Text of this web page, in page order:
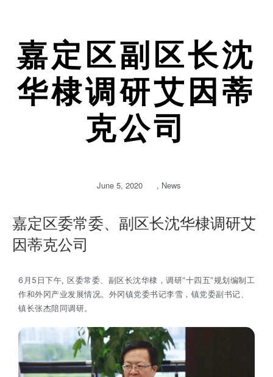
嘉定区副区长沈
华棣调研艾因蒂
克公司
June 5, 2020 , News
嘉定区委常委、副区长沈华棣调研艾
因蒂克公司
6月5日下午, 区委常委、副区长沈华棣，调研“十四五”规划编制工
作和外冈产业发展情况。外冈镇党委书记李雪，镇党委副书记、
镇长张杰陪同调研。